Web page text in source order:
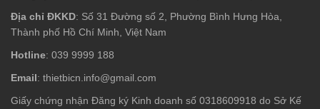
Địa chỉ ĐKKD: Số 31 Đường số 2, Phường Bình Hưng Hòa,
Thành phố Hồ Chí Minh, Việt Nam
Hotline: 039 9999 188
Email: thietbicn.info@gmail.com
Giấy chứng nhận Đăng ký Kinh doanh số 0318609918 do Sở Kế